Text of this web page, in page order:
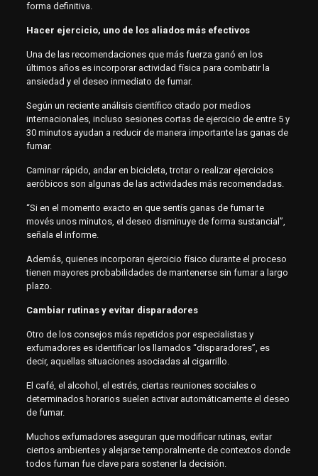
forma definitiva.
Hacer ejercicio, uno de los aliados más efectivos
Una de las recomendaciones que más fuerza ganó en los
últimos años es incorporar actividad física para combatir la
ansiedad y el deseo inmediato de fumar.
Según un reciente análisis científico citado por medios
internacionales, incluso sesiones cortas de ejercicio de entre 5 y
30 minutos ayudan a reducir de manera importante las ganas de
fumar.
Caminar rápido, andar en bicicleta, trotar o realizar ejercicios
aeróbicos son algunas de las actividades más recomendadas.
“Si en el momento exacto en que sentís ganas de fumar te
movés unos minutos, el deseo disminuye de forma sustancial”,
señala el informe.
Además, quienes incorporan ejercicio físico durante el proceso
tienen mayores probabilidades de mantenerse sin fumar a largo
plazo.
Cambiar rutinas y evitar disparadores
Otro de los consejos más repetidos por especialistas y
exfumadores es identificar los llamados “disparadores”, es
decir, aquellas situaciones asociadas al cigarrillo.
El café, el alcohol, el estrés, ciertas reuniones sociales o
determinados horarios suelen activar automáticamente el deseo
de fumar.
Muchos exfumadores aseguran que modificar rutinas, evitar
ciertos ambientes y alejarse temporalmente de contextos donde
todos fuman fue clave para sostener la decisión.